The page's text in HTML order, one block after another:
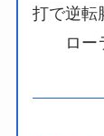
打で逆転
ローラ